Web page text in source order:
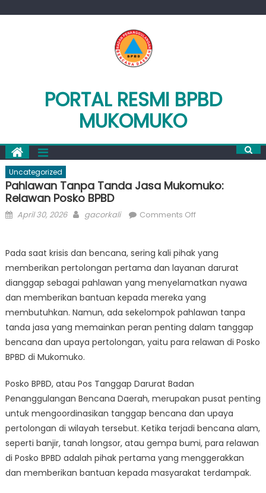
PORTAL RESMI BPBD
MUKOMUKO
Uncategorized
Pahlawan Tanpa Tanda Jasa Mukomuko:
Relawan Posko BPBD
Posted
April 30, 2026 Author
gacorkali Comments Offon
Tanda
Jasa
Mukomuko:
Relawan
Posko
BPBD
Pada saat krisis dan bencana, sering kali pihak yang
memberikan pertolongan pertama dan layanan darurat
dianggap sebagai pahlawan yang menyelamatkan nyawa
dan memberikan bantuan kepada mereka yang
membutuhkan. Namun, ada sekelompok pahlawan tanpa
tanda jasa yang memainkan peran penting dalam tanggap
bencana dan upaya pertolongan, yaitu para relawan di Posko
BPBD di Mukomuko.
Posko BPBD, atau Pos Tanggap Darurat Badan
Penanggulangan Bencana Daerah, merupakan pusat penting
untuk mengoordinasikan tanggap bencana dan upaya
pertolongan di wilayah tersebut. Ketika terjadi bencana alam,
seperti banjir, tanah longsor, atau gempa bumi, para relawan
di Posko BPBD adalah pihak pertama yang menggerakkan
dan memberikan bantuan kepada masyarakat terdampak.